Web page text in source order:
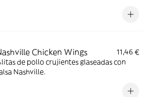
Chicken Wings
11,46 €
de pollo crujientes glaseadas con
Nashville.